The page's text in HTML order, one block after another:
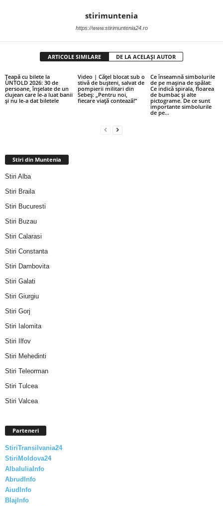
stirimuntenia
https://www.stirimuntenia24.ro
ARTICOLE SIMILARE DE LA ACELAȘI AUTOR
Țeapă cu bilete la
UNTOLD 2026: 30 de
persoane, înșelate de un
clujean care le-a luat banii
și nu le-a dat biletele
Video | Cățel blocat sub o
stivă de bușteni, salvat de
pompierii militari din
Sebeș: „Pentru noi,
fiecare viață contează!”
Ce înseamnă simbolurile
de pe mașina de spălat:
Ce indică spirala, floarea
de bumbac și alte
pictograme. De ce sunt
importante simbolurile
de pe...
Stiri din Muntenia
Stiri Alba
Stiri Braila
Stiri Bucuresti
Stiri Buzau
Stiri Calarasi
Stiri Constanta
Stiri Dambovita
Stiri Galati
Stiri Giurgiu
Stiri Gorj
Stiri Ialomita
Stiri Ilfov
Stiri Mehedinti
Stiri Teleorman
Stiri Tulcea
Stiri Valcea
Parteneri
StiriTransilvania24
StiriMoldova24
AlbaIuliaInfo
AbrudInfo
AiudInfo
BlajInfo